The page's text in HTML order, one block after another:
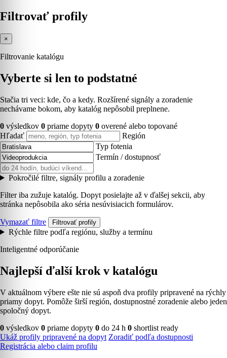
Filtrovať profily
×
Filtrovanie katalógu
Vyberte si len to podstatné
Stačia tri veci: kde, čo a kedy. Rozšírené signály a zoradenie
nechávame bokom, aby katalóg nepôsobil preplnene.
0 výsledkov 0 priame dopyty 0 overené alebo topované
Hľadať
Región
Typ fotenia
Termín / dostupnosť
Pokročilé filtre, signály profilu a zoradenie
Filter iba zužuje katalóg. Dopyt posielajte až v ďalšej sekcii, aby
stránka nepôsobila ako séria nesúvisiacich formulárov.
Vymazať filtre Filtrovať profily
Rýchle filtre podľa regiónu, služby a termínu
Inteligentné odporúčanie
Najlepší ďalší krok v katalógu
V aktuálnom výbere ešte nie sú aspoň dva profily pripravené na rýchly
priamy dopyt. Pomôže širší región, dostupnostné zoradenie alebo jeden
spoločný dopyt.
0 výsledkov 0 priame dopyty 0 do 24 h 0 shortlist ready
Ukáž profily pripravené na dopyt Zoradiť podľa dostupnosti
Registrácia alebo claim profilu